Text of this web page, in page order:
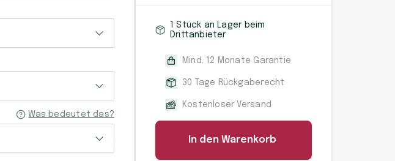
Was bedeutet das?
1 Stück an Lager beim
Drittanbieter
Mind. 12 Monate Garantie
30 Tage Rückgaberecht
Kostenloser Versand
In den Warenkorb